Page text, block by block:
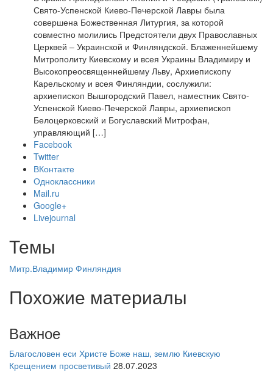
Свято-Успенской Киево-Печерской Лавры была
совершена Божественная Литургия, за которой
совместно молились Предстоятели двух Православных
Церквей – Украинской и Финляндской. Блаженнейшему
Митрополиту Киевскому и всея Украины Владимиру и
Высокопреосвященнейшему Льву, Архиепископу
Карельскому и всея Финляндии, сослужили:
архиепископ Вышгородский Павел, наместник Свято-
Успенской Киево-Печерской Лавры, архиепископ
Белоцерковский и Богуславский Митрофан,
управляющий […]
Facebook
Twitter
ВКонтакте
Одноклассники
Mail.ru
Google+
Livejournal
Темы
Митр.Владимир Финляндия
Похожие материалы
Важное
Благословен еси Христе Боже наш, землю Киевскую
Крещением просветивый 28.07.2023